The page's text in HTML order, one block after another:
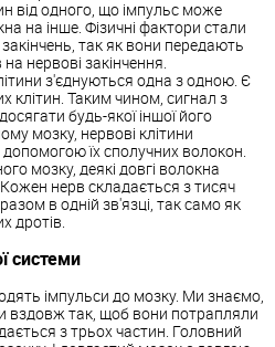
від одного, що імпульс може
на інше. Фізичні фактори стали
так як вони передають
на нервові закінчення.
з'єднуються одна з одною. Є
клітин. Таким чином, сигнал з
будь-якої іншої його
мозку, нервові клітини
їх сполучних волокон.
мозку, деякі довгі волокна
нерв складається з тисяч
в одній зв'язці, так само як
дротів.
системи
імпульси до мозку. Ми знаємо,
вздовж так, щоб вони потрапляли
з трьох частин. Головний